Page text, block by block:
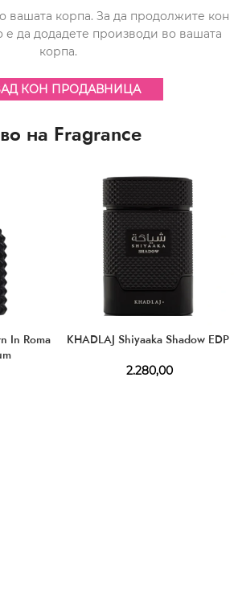
вашата корпа. За да продолжите кон
е да додадете производи во вашата
корпа.
КОН ПРОДАВНИЦА
на Fragrance
In Roma
KHADLAJ Shiyaaka Shadow EDP
2.280,00